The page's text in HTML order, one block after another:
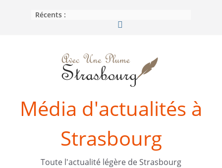
Récents :
Média d'actualités à
Strasbourg
Toute l'actualité légère de Strasbourg